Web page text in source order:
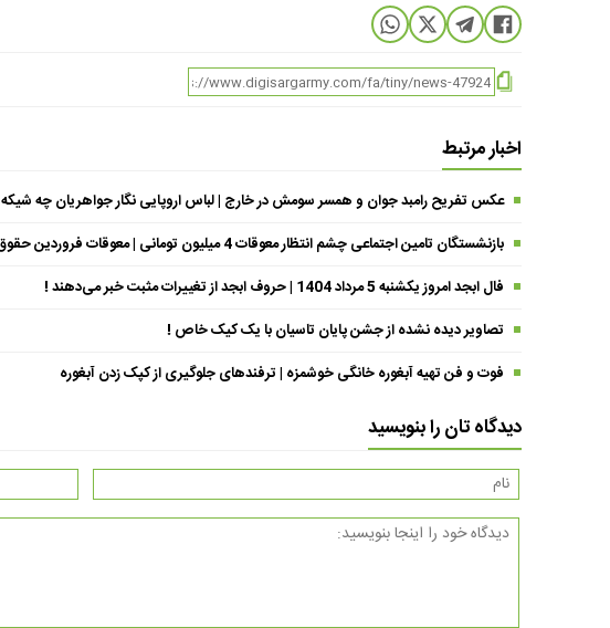
اخبار مرتبط
عکس تفریح رامبد جوان و همسر سومش در خارج | لباس اروپایی نگار جواهریان چه شیکه
بازنشستگان تامین اجتماعی چشم انتظار معوقات 4 میلیون تومانی | معوقات فروردین حقوق بازنشستگان کی واریز می شود ؟
فال ابجد امروز یکشنبه 5 مرداد 1404 | حروف ابجد از تغییرات مثبت خبر می‌دهند !
تصاویر دیده نشده از جشن پایان تاسیان با یک کیک خاص !
فوت و فن تهیه آبغوره خانگی خوشمزه | ترفندهای جلوگیری از کپک زدن آبغوره
دیدگاه تان را بنویسید